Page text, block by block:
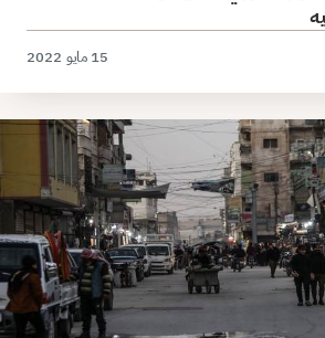
15 مايو 2022